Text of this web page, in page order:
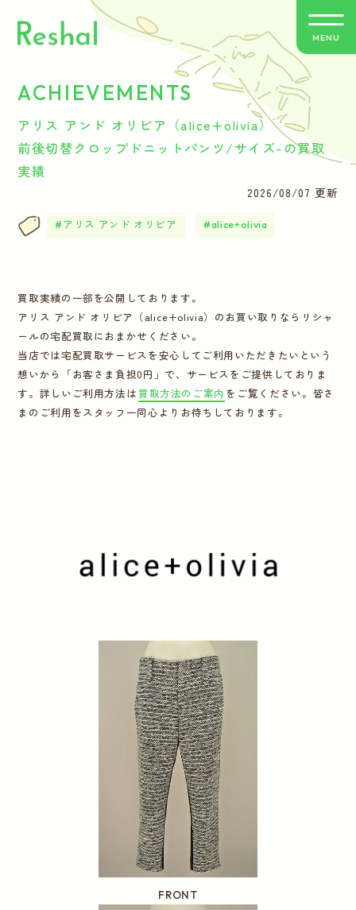
リシャールの特徴
買取方法のご案内
よくあるご質問
バイヤー紹介
運営会社
MENU
ACHIEVEMENTS
アリス アンド オリビア（alice+olivia）
前後切替クロップドニットパンツ/サイズ-の買取
実績
2026/08/07 更新
アリス アンド オリビア alice+olivia
買取実績の一部を公開しております。
アリス アンド オリビア（alice+olivia）のお買い取りならリシャ
ールの宅配買取におまかせください。
当店では宅配買取サービスを安心してご利用いただきたいという
想いから「お客さま負担0円」で、サービスをご提供しておりま
す。詳しいご利用方法は 買取方法のご案内 をご覧ください。皆さ
まのご利用をスタッフ一同心よりお待ちしております。
FRONT